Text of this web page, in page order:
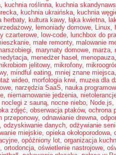
, kuchnia roślinna, kuchnia
, kuchnia ukraińska, kuchnia
herbaty, kultura kawy, łąka kwietna,
, lemoniady domowe, Linux,
czarterowe, low-code, lunchbox do
, małe remonty, malowanie
, marynaty domowe, marża,
, menedżer haseł, menopauza
jelitowy, mikrofony,
, mindful eating, mniej znane miejsca
wideo, morfologia krwi, muzea dla
, narzędzia SaaS, nauka
, niemarnowanie jedzenia,
noclegi z sauną, nocne niebo, Node.js,
zdjęć, obserwacja ptaków, ochrona
przeponowy, odnawianie drewna,
, odzyskiwanie danych, odżywianie
miejskie, opieka okołoporodowa,
, opóźniony lot, organizacja
, ortodoncja, oświetlenie nastrojowe,